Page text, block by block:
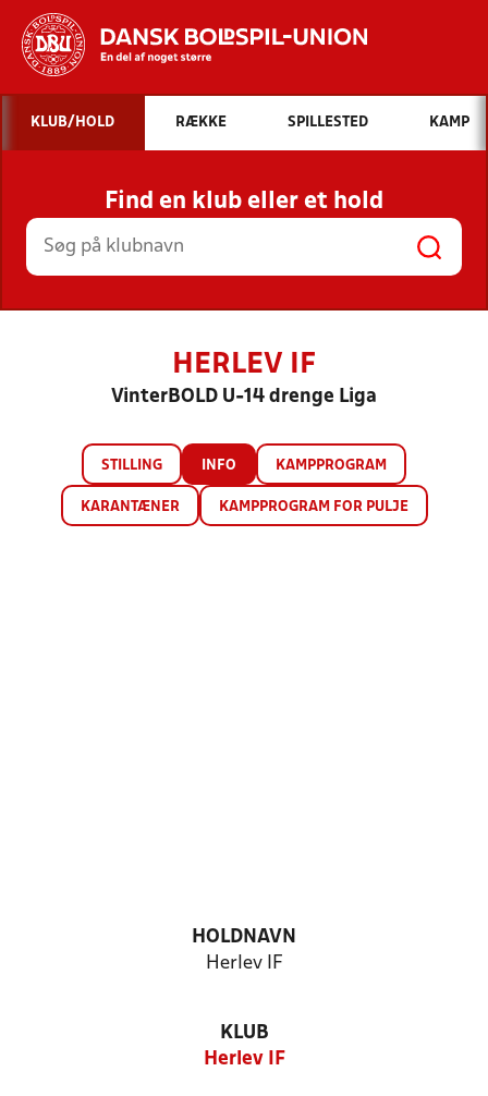
Hvad vil du søge efter?
INDHOLD OG NYHEDER
STILLINGER, RESULTATER, KLUBBER OG
HOLD
KLUB/HOLD RÆKKE SPILLESTED KAMP
Find en klub eller et hold
HERLEV IF
VinterBOLD U-14 drenge Liga
STILLING INFO KAMPPROGRAM
KARANTÆNER KAMPPROGRAM FOR PULJE
HOLDNAVN
Herlev IF
KLUB
Herlev IF